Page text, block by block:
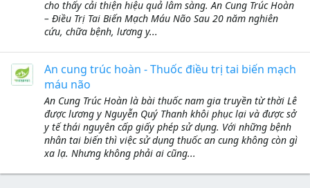
cho thấy cải thiện hiệu quả lâm sàng. An Cung Trúc Hoàn
– Điều Trị Tai Biến Mạch Máu Não Sau 20 năm nghiên
cứu, chữa bệnh, lương y...
An cung trúc hoàn - Thuốc điều trị tai biến mạch
máu não
An Cung Trúc Hoàn là bài thuốc nam gia truyền từ thời Lê
được lương y Nguyễn Quý Thanh khôi phục lại và được sở
y tế thái nguyên cấp giấy phép sử dụng. Với những bệnh
nhân tai biến thì việc sử dụng thuốc an cung không còn gì
xa lạ. Nhưng không phải ai cũng...